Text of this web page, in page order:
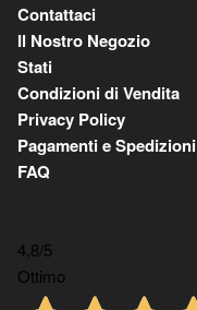
Contattaci
Il Nostro Negozio
Stati
Condizioni di Vendita
Privacy Policy
Pagamenti e Spedizioni
FAQ
4,8/5
Ottimo